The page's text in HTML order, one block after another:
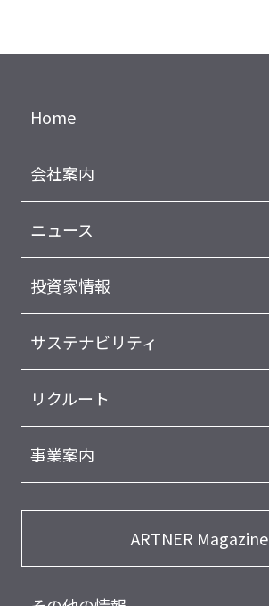
Home
会社案内
ニュース
投資家情報
サステナビリティ
リクルート
事業案内
ARTNER Magazine